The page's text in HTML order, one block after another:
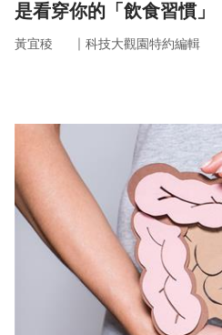
是看穿你的「飲食習慣」
黃宜稜 ｜ 科技大觀園特約編輯